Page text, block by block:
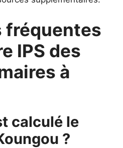
fréquentes
IPS des
à
calculé le
?